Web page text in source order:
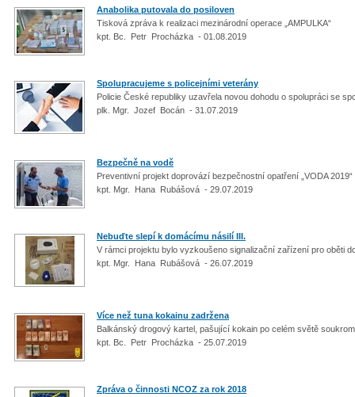
Anabolika putovala do posiloven
Tisková zpráva k realizaci mezinárodní operace „AMPULKA“
kpt. Bc. Petr Procházka - 01.08.2019
Spolupracujeme s policejními veterány
Policie České republiky uzavřela novou dohodu o spolupráci se
plk. Mgr. Jozef Bocán - 31.07.2019
Bezpečně na vodě
Preventivní projekt doprovází bezpečnostní opatření „VODA 2019“
kpt. Mgr. Hana Rubášová - 29.07.2019
Nebuďte slepí k domácímu násilí III.
V rámci projektu bylo vyzkoušeno signalizační zařízení pro oběti
kpt. Mgr. Hana Rubášová - 26.07.2019
Více než tuna kokainu zadržena
Balkánský drogový kartel, pašující kokain po celém světě
kpt. Bc. Petr Procházka - 25.07.2019
Zpráva o činnosti NCOZ za rok 2018